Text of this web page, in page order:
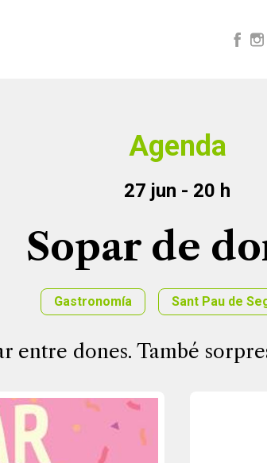
Agenda
27 jun - 20 h
Sopar de
Gastronomía Sant Pau de
entre dones. També